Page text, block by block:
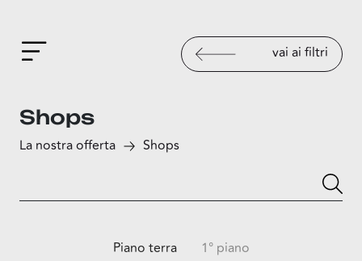
vai ai filtri
Shops
La nostra offerta Shops
Piano terra 1° piano